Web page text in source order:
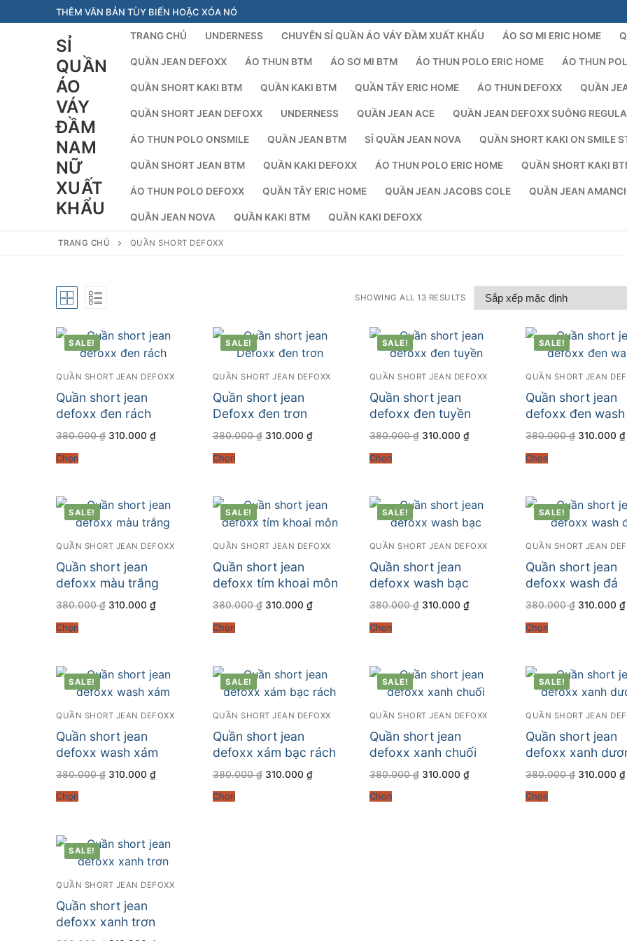
đến
THÊM VĂN BẢN TÙY BIẾN HOẶC XÓA NÓ
SỈ
QUẦN
ÁO
VÁY
ĐẦM
NAM
NỮ
XUẤT
KHẨU
TRANG CHỦ UNDERNESS CHUYÊN SỈ QUẦN ÁO VÁY ĐẦM XUẤT KHẨU ÁO SƠ MI ERIC HOME
QUẦN JEAN DEFOXX ÁO THUN BTM ÁO SƠ MI BTM ÁO THUN POLO ERIC HOME ÁO THUN
QUẦN SHORT KAKI BTM QUẦN KAKI BTM QUẦN TÂY ERIC HOME ÁO THUN DEFOXX QUẦN
QUẦN SHORT JEAN DEFOXX UNDERNESS QUẦN JEAN ACE QUẦN JEAN DEFOXX SUÔNG
ÁO THUN POLO ONSMILE QUẦN JEAN BTM SỈ QUẦN JEAN NOVA QUẦN SHORT KAKI ON SMILE
QUẦN SHORT JEAN BTM QUẦN KAKI DEFOXX ÁO THUN POLO ERIC HOME QUẦN SHORT KAKI
ÁO THUN POLO DEFOXX QUẦN TÂY ERIC HOME QUẦN JEAN JACOBS COLE QUẦN JEAN
QUẦN JEAN NOVA QUẦN KAKI BTM QUẦN KAKI DEFOXX
Tìm kiếm
TRANG CHỦ QUẦN SHORT DEFOXX
SHOWING ALL 13 RESULTS
SALE!
QUẦN SHORT JEAN DEFOXX
Quần short jean
defoxx đen rách
380.000₫ Giá
310.000 ₫Giá
Chọn
SALE!
QUẦN SHORT JEAN DEFOXX
Quần short jean
Defoxx đen trơn
380.000₫ Giá
310.000 ₫Giá
hiện
Chọn
SALE!
QUẦN SHORT JEAN DEFOXX
Quần short jean
defoxx đen tuyền
380.000₫ Giá
310.000 ₫Giá
hiện
Chọn
SALE!
QUẦN SHORT JEAN
Quần short jean
defoxx đen wash
380.000₫ Giá
310.000₫
Chọn
SALE!
QUẦN SHORT JEAN DEFOXX
Quần short jean
defoxx màu trắng
380.000₫ Giá
310.000 ₫Giá
Chọn
SALE!
QUẦN SHORT JEAN DEFOXX
Quần short jean
defoxx tím khoai môn
380.000₫ Giá
310.000 ₫Giá
hiện
Chọn
SALE!
QUẦN SHORT JEAN DEFOXX
Quần short jean
defoxx wash bạc
380.000₫ Giá
310.000 ₫Giá
hiện
Chọn
SALE!
QUẦN SHORT JEAN
Quần short jean
defoxx wash đá
380.000₫ Giá
310.000₫
Chọn
SALE!
QUẦN SHORT JEAN DEFOXX
Quần short jean
defoxx wash xám
380.000₫ Giá
310.000 ₫Giá
Chọn
SALE!
QUẦN SHORT JEAN DEFOXX
Quần short jean
defoxx xám bạc rách
380.000₫ Giá
310.000 ₫Giá
hiện
Chọn
SALE!
QUẦN SHORT JEAN DEFOXX
Quần short jean
defoxx xanh chuối
380.000₫ Giá
310.000 ₫Giá
hiện
Chọn
SALE!
QUẦN SHORT JEAN
Quần short jean
defoxx xanh
380.000₫ Giá
310.000₫
Chọn
SALE!
QUẦN SHORT JEAN DEFOXX
Quần short jean
defoxx xanh trơn